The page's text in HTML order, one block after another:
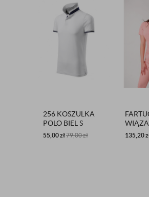
256 KOSZULKA
POLO BIEL S
55,00zł79,00zł
O
135,20